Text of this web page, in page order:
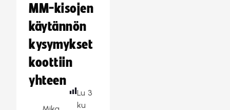
MM-kisojen
käytännön
kysymykset
koottiin
yhteen
Lu
ku
3